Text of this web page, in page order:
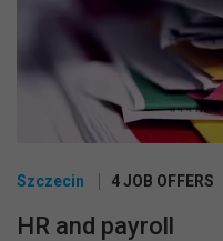
Szczecin 4 JOB OFFERS
HR and payroll